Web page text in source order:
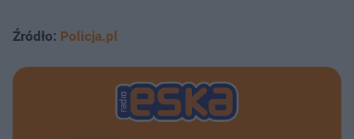
Źródło: Policja.pl